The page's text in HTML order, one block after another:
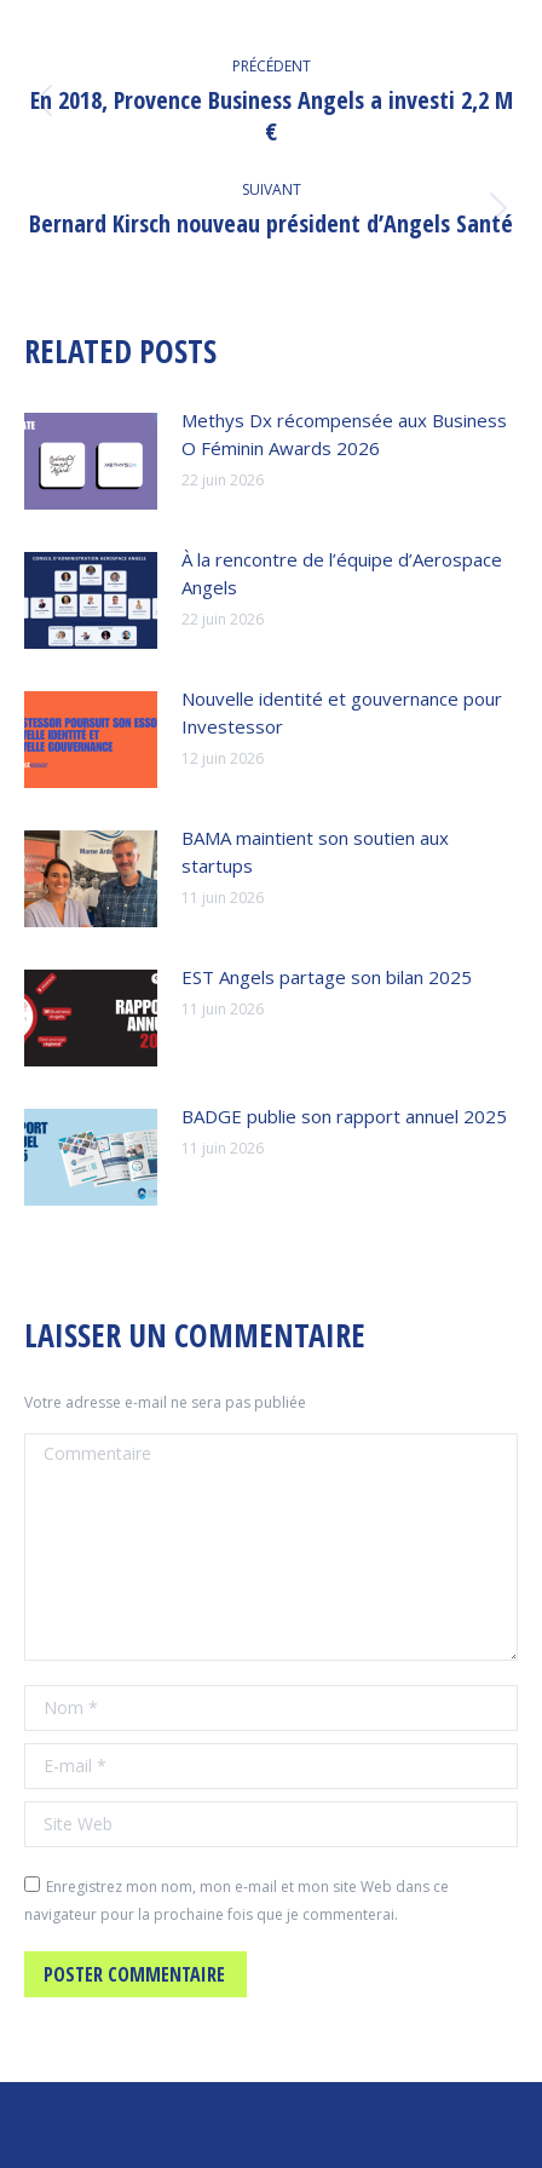
ARTICLE
PRÉCÉDENT
Article
précédent
En 2018, Provence Business Angels a investi 2,2 M
€
SUIVANT
Article
Bernard Kirsch nouveau président d’Angels Santé
RELATED POSTS
Methys Dx récompensée aux Business
O Féminin Awards 2026
22 juin 2026
À la rencontre de l’équipe d’Aerospace
Angels
22 juin 2026
Nouvelle identité et gouvernance pour
Investessor
12 juin 2026
BAMA maintient son soutien aux
startups
11 juin 2026
EST Angels partage son bilan 2025
11 juin 2026
BADGE publie son rapport annuel 2025
11 juin 2026
LAISSER UN COMMENTAIRE
Votre adresse e-mail ne sera pas publiée
Commentaire
Nom *
E-mail *
Site Web
Enregistrez mon nom, mon e-mail et mon site Web dans ce
navigateur pour la prochaine fois que je commenterai.
POSTER COMMENTAIRE